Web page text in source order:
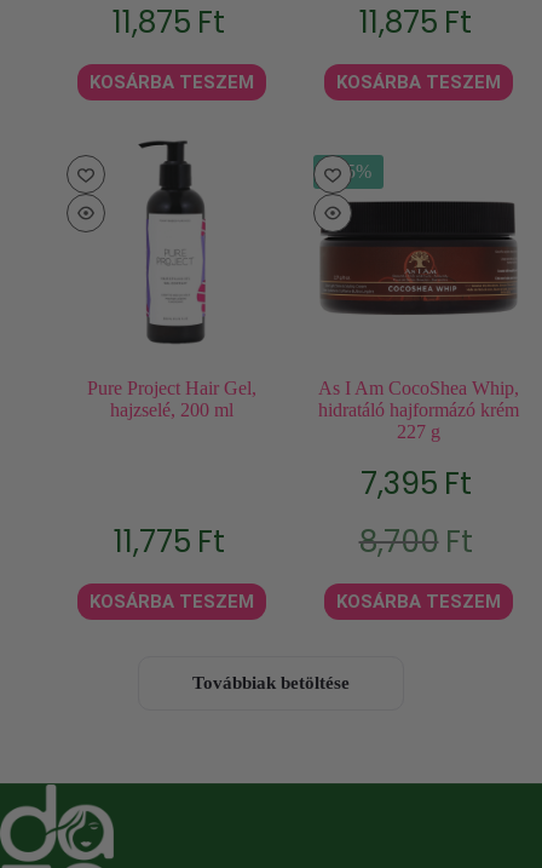
11,875 Ft
KOSÁRBA TESZEM
11,875 Ft
KOSÁRBA TESZEM
Pure Project Hair Gel,
hajzselé, 200 ml
11,775 Ft
KOSÁRBA TESZEM
- 15%
As I Am CocoShea Whip,
hidratáló hajformázó krém
227 g
8,700 Ft
price
8,700Ft.
7,395 Ft
price
7,395Ft.
KOSÁRBA TESZEM
Továbbiak betöltése